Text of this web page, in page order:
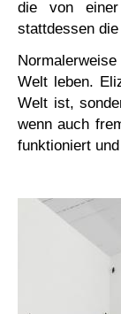
die von
stattdessen
Welt leben.
Welt ist,
wenn auch
funktioniert